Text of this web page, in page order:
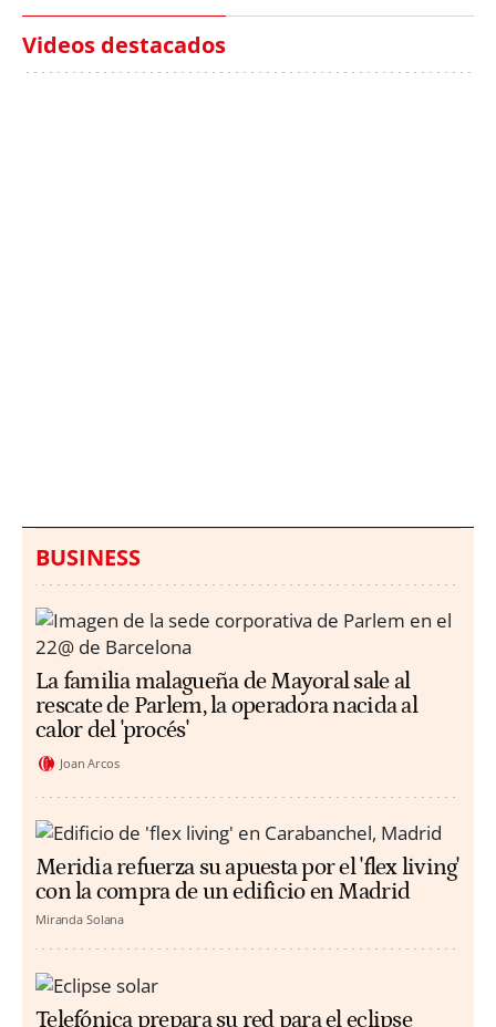
Videos destacados
BUSINESS
La familia malagueña de Mayoral sale al
rescate de Parlem, la operadora nacida al
calor del 'procés'
Joan Arcos
Meridia refuerza su apuesta por el 'flex living'
con la compra de un edificio en Madrid
Miranda Solana
Telefónica prepara su red para el eclipse